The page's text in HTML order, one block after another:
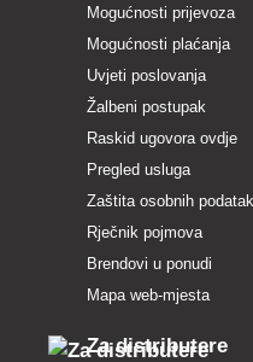
Mogućnosti prijevoza
Mogućnosti plaćanja
Uvjeti poslovanja
Žalbeni postupak
Raskid ugovora ovdje
Pregled usluga
Zaštita osobnih
Rječnik pojmova
Brendovi u ponudi
Mapa web-mjesta
Za distributere